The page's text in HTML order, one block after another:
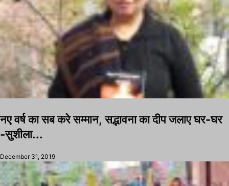
नए वर्ष का सब करे सम्मान, सद्भावना का दीप जलाए घर-घर
-सुशीला...
December 31, 2019